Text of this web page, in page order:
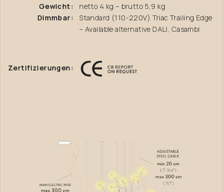
Gewicht:
netto 4 kg – brutto 5,9 kg
Dimmbar:
Standard (110-220V) Triac Trailing Edge
– Available alternative DALI, Casambi
Zertifizierungen: